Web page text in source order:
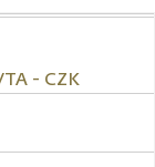
- CZK